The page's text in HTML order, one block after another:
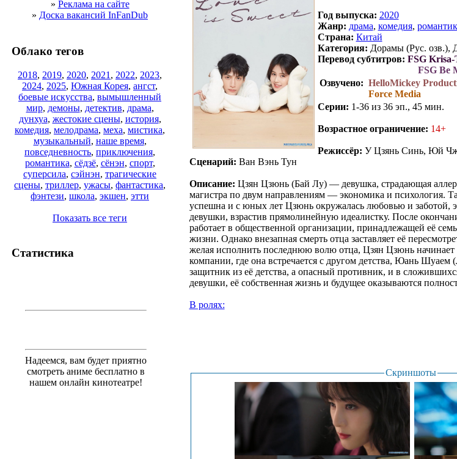
» Реклама на сайте
» Доска вакансий InFanDub
Облако тегов
2018, 2019, 2020, 2021 , 2022, 2023,
2024, 2025, Южная Корея, ангст,
боевые искусства, вымышленный
мир, демоны, детектив, драма,
дунхуа, жестокие сцены, история,
комедия, мелодрама, меха, мистика,
музыкальный, наше время,
повседневность, приключения,
романтика, сёдзё, сёнэн, спорт,
суперсила, сэйнэн, трагические
сцены, триллер, ужасы, фантастика,
фэнтези, школа, экшен, этти
Показать все теги
Статистика
Надеемся, вам будет приятно
смотреть аниме бесплатно в
нашем онлайн кинотеатре!
Год выпуска: 2020
Жанр: драма, комедия,
Страна: Китай
Категория: Дорамы (Рус. озв.),
Перевод субтитров: FSG Krisa-
FSG Be
Озвучено: HelloMickey
Force Media
Серии: 1-36 из 36 эп., 45 мин.
Возрастное ограничение: 14+
Режиссёр: У Цзянь Синь, Юй
Сценарий: Ван Вэнь Тун
Описание: Цзян Цзюнь (Бай Лу) — девушка, страдающая
магистра по двум направлениям — экономика и психология.
успешна и с юных лет Цзюнь окружалась любовью и заботой,
девушки, взрастив прямолинейную идеалистку. После
работает в общественной организации, принадлежащей её
жизни. Однако внезапная смерть отца заставляет её
желая исполнить последнюю волю отца, Цзян Цзюнь начинает
компании, где она встречается с другом детства, Юань
защитник из её детства, а опасный противник, и в
девушки, её собственная жизнь и будущее оказываются
В ролях:
Скриншоты